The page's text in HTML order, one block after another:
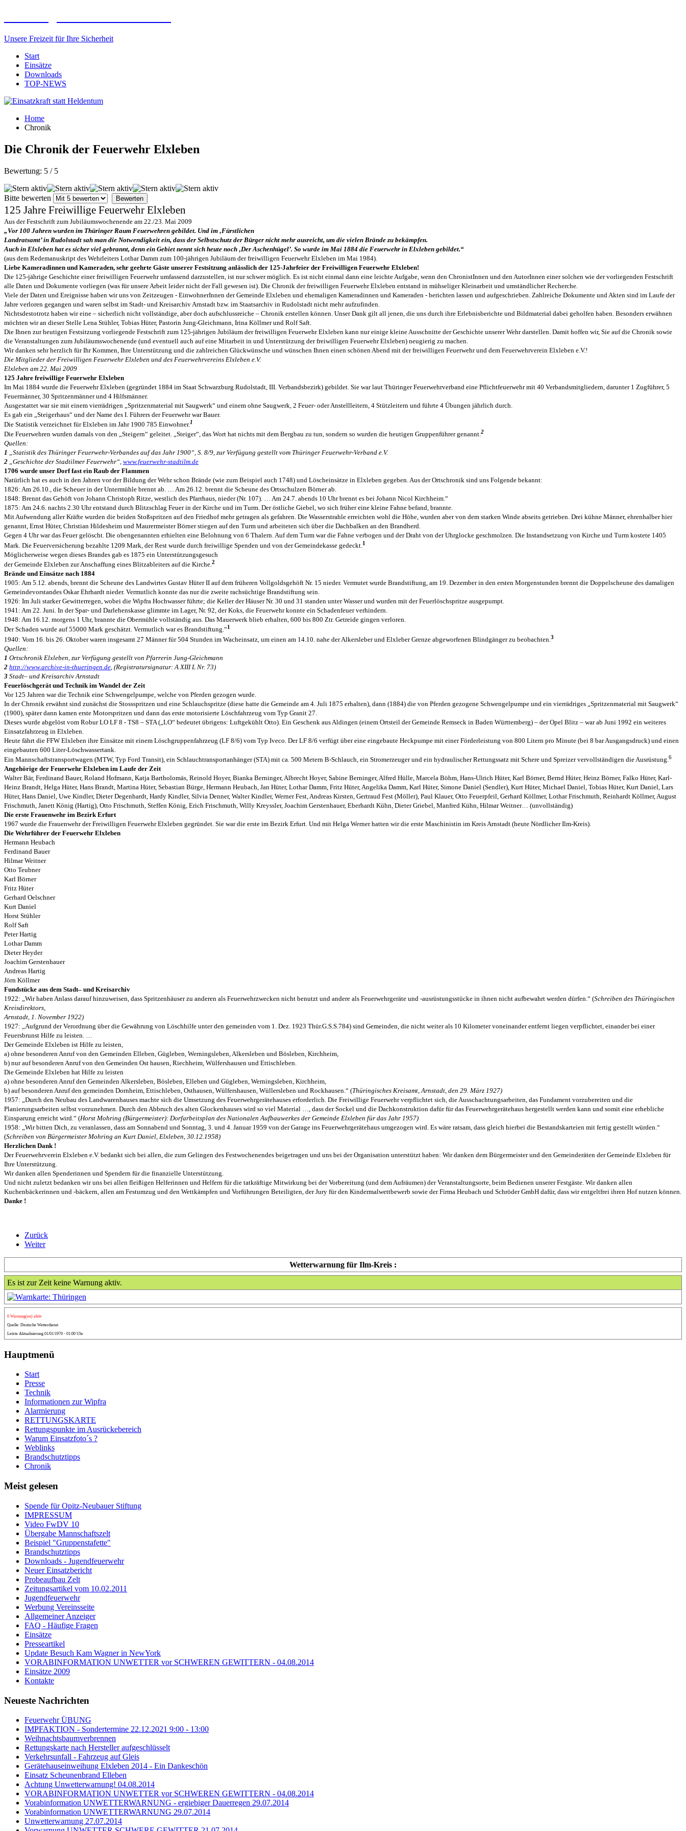
Unsere Freizeit für Ihre Sicherheit
Start
Einsätze
Downloads
TOP-NEWS
Home
Chronik
Die Chronik der Feuerwehr Elxleben
Bewertung: 5 / 5
Bitte bewerten
125 Jahre Freiwillige Feuerwehr Elxleben
Aus der Festschrift zum Jubiläumswochenende am 22./23. Mai 2009
„Vor 100 Jahren wurden im Thüringer Raum Feuerwehren gebildet. Und im ‚Fürstlichen
Landratsamt’ in Rudolstadt sah man die Notwendigkeit ein, dass der Selbstschutz der Bürger nicht mehr ausreicht, um die vielen Brände zu bekämpfen.
Auch in Elxleben hat es sicher viel gebrannt, denn ein Gebiet nennt sich heute noch ‚Der Aschenhügel’. So wurde im Mai 1884 die Feuerwehr in Elxleben gebildet.“
(aus dem Redemanuskript des Wehrleiters Lothar Damm zum 100-jährigen Jubiläum der freiwilligen Feuerwehr Elxleben im Mai 1984).
Liebe Kameradinnen und Kameraden, sehr geehrte Gäste unserer Festsitzung anlässlich der 125-Jahrfeier der Freiwilligen Feuerwehr Elxleben!
Die 125-jährige Geschichte einer freiwilligen Feuerwehr umfassend darzustellen, ist nur schwer möglich. Es ist nicht einmal dann eine leichte Aufgabe, wenn den ChronistInnen und den AutorInnen einer solchen wie der vorliegenden Festschrift
alle Daten und Dokumente vorliegen (was für unsere Arbeit leider nicht der Fall gewesen ist). Die Chronik der freiwilligen Feuerwehr Elxleben entstand in mühseliger Kleinarbeit und umständlicher Recherche.
Viele der Daten und Ereignisse haben wir uns von Zeitzeugen - EinwohnerInnen der Gemeinde Elxleben und ehemaligen Kameradinnen und Kameraden - berichten lassen und aufgeschrieben. Zahlreiche Dokumente und Akten sind im Laufe der
Jahre verloren gegangen und waren selbst im Stadt- und Kreisarchiv Arnstadt bzw. im Staatsarchiv in Rudolstadt nicht mehr aufzufinden.
Nichtsdestotrotz haben wir eine – sicherlich nicht vollständige, aber doch aufschlussreiche – Chronik erstellen können. Unser Dank gilt all jenen, die uns durch ihre Erlebnisberichte und Bildmaterial dabei geholfen haben. Besonders erwähnen
möchten wir an dieser Stelle Lena Stühler, Tobias Hüter, Pastorin Jung-Gleichmann, Irina Köllmer und Rolf Saft.
Die Ihnen zur heutigen Festsitzung vorliegende Festschrift zum 125-jährigen Jubiläum der freiwilligen Feuerwehr Elxleben kann nur einige kleine Ausschnitte der Geschichte unserer Wehr darstellen. Damit hoffen wir, Sie auf die Chronik sowie
die Veranstaltungen zum Jubiläumswochenende (und eventuell auch auf eine Mitarbeit in und Unterstützung der freiwilligen Feuerwehr Elxleben) neugierig zu machen.
Wir danken sehr herzlich für Ihr Kommen, Ihre Unterstützung und die zahlreichen Glückwünsche und wünschen Ihnen einen schönen Abend mit der freiwilligen Feuerwehr und dem Feuerwehrverein Elxleben e.V.!
Die Mitglieder der Freiwilligen Feuerwehr Elxleben und des Feuerwehrvereins Elxleben e.V.
Elxleben am 22. Mai 2009
125 Jahre freiwillige Feuerwehr Elxleben
Im Mai 1884 wurde die Feuerwehr Elxleben (gegründet 1884 im Staat Schwarzburg Rudolstadt, III. Verbandsbezirk) gebildet. Sie war laut Thüringer Feuerwehrverband eine Pflichtfeuerwehr mit 40 Verbandsmitgliedern, darunter 1 Zugführer, 5
Feuermänner, 30 Spritzenmänner und 4 Hilfsmänner.
Ausgestattet war sie mit einem vierrädrigen „Spritzenmaterial mit Saugwerk“ und einem ohne Saugwerk, 2 Feuer- oder Anstellleitern, 4 Stützleitern und führte 4 Übungen jährlich durch.
Es gab ein „Steigerhaus“ und der Name des I. Führers der Feuerwehr war Bauer.
Die Statistik verzeichnet für Elxleben im Jahr 1900 785 Einwohner.1
Die Feuerwehren wurden damals von den „Steigern“ geleitet. „Steiger“, das Wort hat nichts mit dem Bergbau zu tun, sondern so wurden die heutigen Gruppenführer genannt.2
Quellen:
1 „Statistik des Thüringer Feuerwehr-Verbandes auf das Jahr 1900“, S. 8/9, zur Verfügung gestellt vom Thüringer Feuerwehr-Verband e.V.
2 „Geschichte der Stadtilmer Feuerwehr“, www.feuerwehr-stadtilm.de
1706 wurde unser Dorf fast ein Raub der Flammen
Natürlich hat es auch in den Jahren vor der Bildung der Wehr schon Brände (wie zum Beispiel auch 1748) und Löscheinsätze in Elxleben gegeben. Aus der Ortschronik sind uns Folgende bekannt:
1826: Am 26.10., die Scheuer in der Untermühle brennt ab. … Am 26.12. brennt die Scheune des Ortsschulzen Börner ab.
1848: Brennt das Gehöft von Johann Christoph Ritze, westlich des Pfarrhaus, nieder (Nr. 107). … Am 24.7. abends 10 Uhr brennt es bei Johann Nicol Kirchheim.“
1875: Am 24.6. nachts 2.30 Uhr entstand durch Blitzschlag Feuer in der Kirche und im Turm. Der östliche Giebel, wo sich früher eine kleine Fahne befand, brannte.
Mit Aufwendung aller Kräfte wurden die beiden Stoßspritzen auf den Friedhof mehr getragen als gefahren. Die Wasserstrahle erreichten wohl die Höhe, wurden aber von dem starken Winde abseits getrieben. Drei kühne Männer, ehrenhalber hier
genannt, Ernst Hüter, Christian Hildesheim und Maurermeister Börner stiegen auf den Turm und arbeiteten sich über die Dachbalken an den Brandherd.
Gegen 4 Uhr war das Feuer gelöscht. Die obengenannten erhielten eine Belohnung von 6 Thalern. Auf dem Turm war die Fahne verbogen und der Draht von der Uhrglocke geschmolzen. Die Instandsetzung von Kirche und Turm kostete 1405
Mark. Die Feuerversicherung bezahlte 1209 Mark, der Rest wurde durch freiwillige Spenden und von der Gemeindekasse gedeckt. 1
Möglicherweise wegen dieses Brandes gab es 1875 ein Unterstützungsgesuch
der Gemeinde Elxleben zur Anschaffung eines Blitzableiters auf die Kirche. 2
Brände und Einsätze nach 1884
1905: Am 5.12. abends, brennt die Scheune des Landwirtes Gustav Hüter II auf dem früheren Vollgoldsgehöft Nr. 15 nieder. Vermutet wurde Brandstiftung, am 19. Dezember in den ersten Morgenstunden brennt die Doppelscheune des damaligen
Gemeindevorstandes Oskar Ehrhardt nieder. Vermutlich konnte das nur die zweite rachsüchtige Brandstiftung sein.
1926: Im Juli starker Gewitterregen, wobei die Wipfra Hochwasser führte; die Keller der Häuser Nr. 30 und 31 standen unter Wasser und wurden mit der Feuerlöschspritze ausgepumpt.
1941: Am 22. Juni. In der Spar- und Darlehenskasse glimmte im Lager, Nr. 92, der Koks, die Feuerwehr konnte ein Schadenfeuer verhindern.
1948: Am 16.12. morgens 1 Uhr, brannte die Obermühle vollständig aus. Das Mauerwerk blieb erhalten, 600 bis 800 Ztr. Getreide gingen verloren.
Der Schaden wurde auf 55000 Mark geschätzt. Vermutlich war es Brandstiftung.“1
1940: Vom 16. bis 26. Oktober waren insgesamt 27 Männer für 504 Stunden im Wacheinsatz, um einen am 14.10. nahe der Alkersleber und Elxleber Grenze abgeworfenen Blindgänger zu beobachten. 3
Quellen:
1 Ortschronik Elxleben, zur Verfügung gestellt von Pfarrerin Jung-Gleichmann
2 http://www.archive-in-thueringen.de , (Registratursignatur: A XIII L Nr. 73)
3 Stadt– und Kreisarchiv Arnstadt
Feuerlöschgerät und Technik im Wandel der Zeit
Vor 125 Jahren war die Technik eine Schwengelpumpe, welche von Pferden gezogen wurde.
In der Chronik erwähnt sind zunächst die Stossspritzen und eine Schlauchspritze (diese hatte die Gemeinde am 4. Juli 1875 erhalten), dann (1884) die von Pferden gezogene Schwengelpumpe und ein vierrädriges „Spritzenmaterial mit Saugwerk“
(1900), später dann kamen erste Motorspritzen und dann das erste motorisierte Löschfahrzeug vom Typ Granit 27.
Dieses wurde abgelöst vom Robur LO LF 8 - TS8 – STA („LO“ bedeutet übrigens: Luftgekühlt Otto). Ein Geschenk aus Aldingen (einem Ortsteil der Gemeinde Remseck in Baden Württemberg) – der Opel Blitz – war ab Juni 1992 ein weiteres
Einsatzfahrzeug in Elxleben.
Heute fährt die FFW Elxleben ihre Einsätze mit einem Löschgruppenfahrzeug (LF 8/6) vom Typ Iveco. Der LF 8/6 verfügt über eine eingebaute Heckpumpe mit einer Förderleistung von 800 Litern pro Minute (bei 8 bar Ausgangsdruck) und einen
eingebauten 600 Liter-Löschwassertank.
Ein Mannschaftstransportwagen (MTW, Typ Ford Transit), ein Schlauchtransportanhänger (STA) mit ca. 500 Metern B-Schlauch, ein Stromerzeuger und ein hydraulischer Rettungssatz mit Schere und Spreizer vervollständigen die Ausrüstung. 6
Angehörige der Feuerwehr Elxleben im Laufe der Zeit
Walter Bär, Ferdinand Bauer, Roland Hofmann, Katja Bartholomäs, Reinold Hoyer, Bianka Berninger, Albrecht Hoyer, Sabine Berninger, Alfred Hülle, Marcela Böhm, Hans-Ulrich Hüter, Karl Börner, Bernd Hüter, Heinz Börner, Falko Hüter, Karl-
Heinz Brandt, Helga Hüter, Hans Brandt, Martina Hüter, Sebastian Bürge, Hermann Heubach, Jan Hüter, Lothar Damm, Fritz Hüter, Angelika Damm, Karl Hüter, Simone Daniel (Sendler), Kurt Hüter, Michael Daniel, Tobias Hüter, Kurt Daniel, Lars
Hüter, Hans Daniel, Uwe Kindler, Dieter Degenhardt, Hardy Kindler, Silvia Denner, Walter Kindler, Werner Fest, Andreas Kirsten, Gertraud Fest (Möller), Paul Klauer, Otto Feuerpfeil, Gerhard Köllmer, Lothar Frischmuth, Reinhardt Köllmer, August
Frischmuth, Janett König (Hartig), Otto Frischmuth, Steffen König, Erich Frischmuth, Willy Kreyssler, Joachim Gerstenhauer, Eberhardt Kühn, Dieter Griebel, Manfred Kühn, Hilmar Weitner… (unvollständig)
Die erste Frauenwehr im Bezirk Erfurt
1967 wurde die Frauenwehr der Freiwilligen Feuerwehr Elxleben gegründet. Sie war die erste im Bezirk Erfurt. Und mit Helga Werner hatten wir die erste Maschinistin im Kreis Arnstadt (heute Nördlicher Ilm-Kreis).
Die Wehrführer der Feuerwehr Elxleben
Hermann Heubach
Ferdinand Bauer
Hilmar Weitner
Otto Teubner
Karl Börner
Fritz Hüter
Gerhard Oelschner
Kurt Daniel
Horst Stühler
Rolf Saft
Peter Hartig
Lothar Damm
Dieter Heyder
Joachim Gerstenhauer
Andreas Hartig
Jörn Köllmer
Fundstücke aus dem Stadt– und Kreisarchiv
1922: „Wir haben Anlass darauf hinzuweisen, dass Spritzenhäuser zu anderen als Feuerwehrzwecken nicht benutzt und andere als Feuerwehrgeräte und -ausrüstungsstücke in ihnen nicht aufbewahrt werden dürfen.“ (Schreiben des Thüringischen
Kreisdirektors,
Arnstadt, 1. November 1922)
1927: „Aufgrund der Verordnung über die Gewährung von Löschhilfe unter den gemeinden vom 1. Dez. 1923 Thür.G.S.S.784) sind Gemeinden, die nicht weiter als 10 Kilometer voneinander entfernt liegen verpflichtet, einander bei einer
Feuersbrunst Hilfe zu leisten. …
Der Gemeinde Elxleben ist Hilfe zu leisten,
a) ohne besonderen Anruf von den Gemeinden Elleben, Gügleben, Werningsleben, Alkersleben und Bösleben, Kirchheim,
b) nur auf besonderen Anruf von den Gemeinden Ost hausen, Riechheim, Wülfershausen und Ettischleben.
Die Gemeinde Elxleben hat Hilfe zu leisten
a) ohne besonderen Anruf den Gemeinden Alkersleben, Bösleben, Elleben und Gügleben, Werningsleben, Kirchheim,
b) auf besonderen Anruf den gemeinden Dornheim, Ettischleben, Osthausen, Wülfershausen, Wüllersleben und Rockhausen.“ (Thüringisches Kreisamt, Arnstadt, den 29. März 1927)
1957: „Durch den Neubau des Landwarenhauses machte sich die Umsetzung des Feuerwehrgerätehauses erforderlich. Die Freiwillige Feuerwehr verpflichtet sich, die Ausschachtungsarbeiten, das Fundament vorzubereiten und die
Planierungsarbeiten selbst vorzunehmen. Durch den Abbruch des alten Glockenhauses wird so viel Material …, dass der Sockel und die Dachkonstruktion dafür für das Feuerwehrgerätehaus hergestellt werden kann und somit eine erhebliche
Einsparung erreicht wird.“ (Horst Mohring (Bürgermeister): Dorfarbeitsplan des Nationalen Aufbauwerkes der Gemeinde Elxleben für das Jahr 1957)
1958: „Wir bitten Dich, zu veranlassen, dass am Sonnabend und Sonntag, 3. und 4. Januar 1959 von der Garage ins Feuerwehrgerätehaus umgezogen wird. Es wäre ratsam, dass gleich hierbei die Bestandskarteien mit fertig gestellt würden.“
(Schreiben von Bürgermeister Mohring an Kurt Daniel, Elxleben, 30.12.1958)
Herzlichen Dank !
Der Feuerwehrverein Elxleben e.V. bedankt sich bei allen, die zum Gelingen des Festwochenendes beigetragen und uns bei der Organisation unterstützt haben: Wir danken dem Bürgermeister und den Gemeinderäten der Gemeinde Elxleben für
Ihre Unterstützung.
Wir danken allen Spenderinnen und Spendern für die finanzielle Unterstützung.
Und nicht zuletzt bedanken wir uns bei allen fleißigen Helferinnen und Helfern für die tatkräftige Mitwirkung bei der Vorbereitung (und dem Aufräumen) der Veranstaltungsorte, beim Bedienen unserer Festgäste. Wir danken allen
Kuchenbäckerinnen und -bäckern, allen am Festumzug und den Wettkämpfen und Vorführungen Beteiligten, der Jury für den Kindermalwettbewerb sowie der Firma Heubach und Schröder GmbH dafür, dass wir entgeltfrei ihren Hof nutzen können.
Danke !
Zurück
Weiter
Wetterwarnung für Ilm-Kreis :
Es ist zur Zeit keine Warnung aktiv.
0 Warnung(en) aktiv
Quelle: Deutsche Wetterdienst
Letzte Aktualisierung 01/01/1970 - 01:00 Uhr
Hauptmenü
Start
Presse
Technik
Informationen zur Wipfra
Alarmierung
RETTUNGSKARTE
Rettungspunkte im Ausrückebereich
Warum Einsatzfoto´s ?
Weblinks
Brandschutztipps
Chronik
Meist gelesen
Spende für Opitz-Neubauer Stiftung
IMPRESSUM
Video FwDV 10
Übergabe Mannschaftszelt
Beispiel "Gruppenstafette"
Brandschutztipps
Downloads - Jugendfeuerwehr
Neuer Einsatzbericht
Probeaufbau Zelt
Zeitungsartikel vom 10.02.2011
Jugendfeuerwehr
Werbung Vereinsseite
Allgemeiner Anzeiger
FAQ - Häufige Fragen
Einsätze
Presseartikel
Update Besuch Kam Wagner in NewYork
VORABINFORMATION UNWETTER vor SCHWEREN GEWITTERN - 04.08.2014
Einsätze 2009
Kontakte
Neueste Nachrichten
Feuerwehr ÜBUNG
IMPFAKTION - Sondertermine 22.12.2021 9:00 - 13:00
Weihnachtsbaumverbrennen
Rettungskarte nach Hersteller aufgeschlüsselt
Verkehrsunfall - Fahrzeug auf Gleis
Gerätehauseinweihung Elxleben 2014 - Ein Dankeschön
Einsatz Scheunenbrand Elleben
Achtung Unwetterwarnung! 04.08.2014
VORABINFORMATION UNWETTER vor SCHWEREN GEWITTERN - 04.08.2014
Vorabinformation UNWETTERWARNUNG - ergiebiger Dauerregen 29.07.2014
Vorabinformation UNWETTERWARNUNG 29.07.2014
Unwetterwarnung 27.07.2014